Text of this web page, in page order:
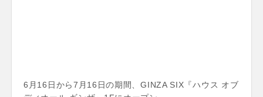
6月16日から7月16日の期間、GINZA SIX『ハウス オブ